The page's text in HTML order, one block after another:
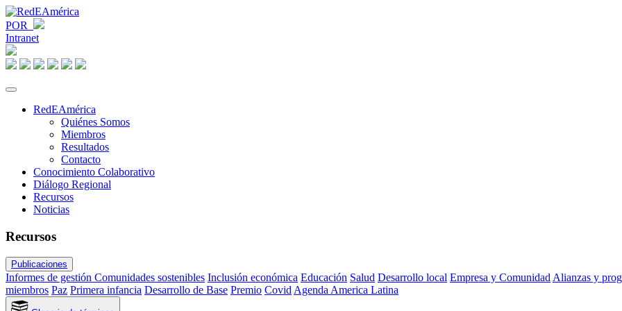
POR
Intranet
RedEAmérica
Quiénes Somos
Miembros
Resultados
Contacto
Conocimiento Colaborativo
Diálogo Regional
Recursos
Noticias
Recursos
Publicaciones
Informes de gestión Comunidades sostenibles Inclusión económica Educación Salud Desarrollo local Empresa y ComunidadAlianzas y
miembros Paz Primera infancia Desarrollo de Base Premio CovidAgenda America Latina